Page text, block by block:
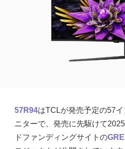
57R94はTCLが発売予定の57
ニターで、発売に先駆けて
ドファンディングサイトの